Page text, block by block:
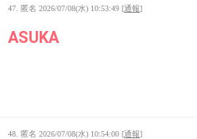
47. 匿名 2026/07/08(水) 10:53:49 [通報]
ASUKA
48. 匿名 2026/07/08(水) 10:54:00 [通報]